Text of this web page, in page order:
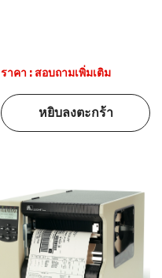
ราคา : สอบถามเพิ่มเติม
หยิบลงตะกร้า